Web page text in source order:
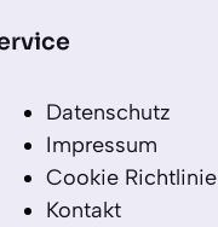
Datenschutz
Impressum
Cookie Richtlinie
Kontakt